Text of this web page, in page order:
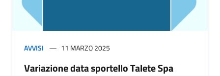
AVVISI 11 MARZO 2025
Variazione data sportello Talete Spa